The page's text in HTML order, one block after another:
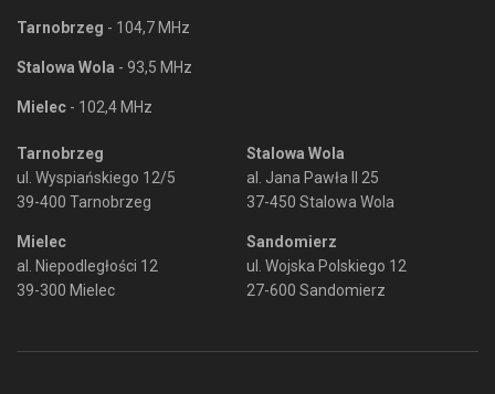
Tarnobrzeg - 104,7 MHz
Stalowa Wola - 93,5 MHz
Mielec - 102,4 MHz
Tarnobrzeg
ul. Wyspiańskiego 12/5
39-400 Tarnobrzeg
Mielec
al. Niepodległości 12
39-300 Mielec
Stalowa Wola
al. Jana Pawła II 25
37-450 Stalowa Wola
Sandomierz
ul. Wojska Polskiego 12
27-600 Sandomierz